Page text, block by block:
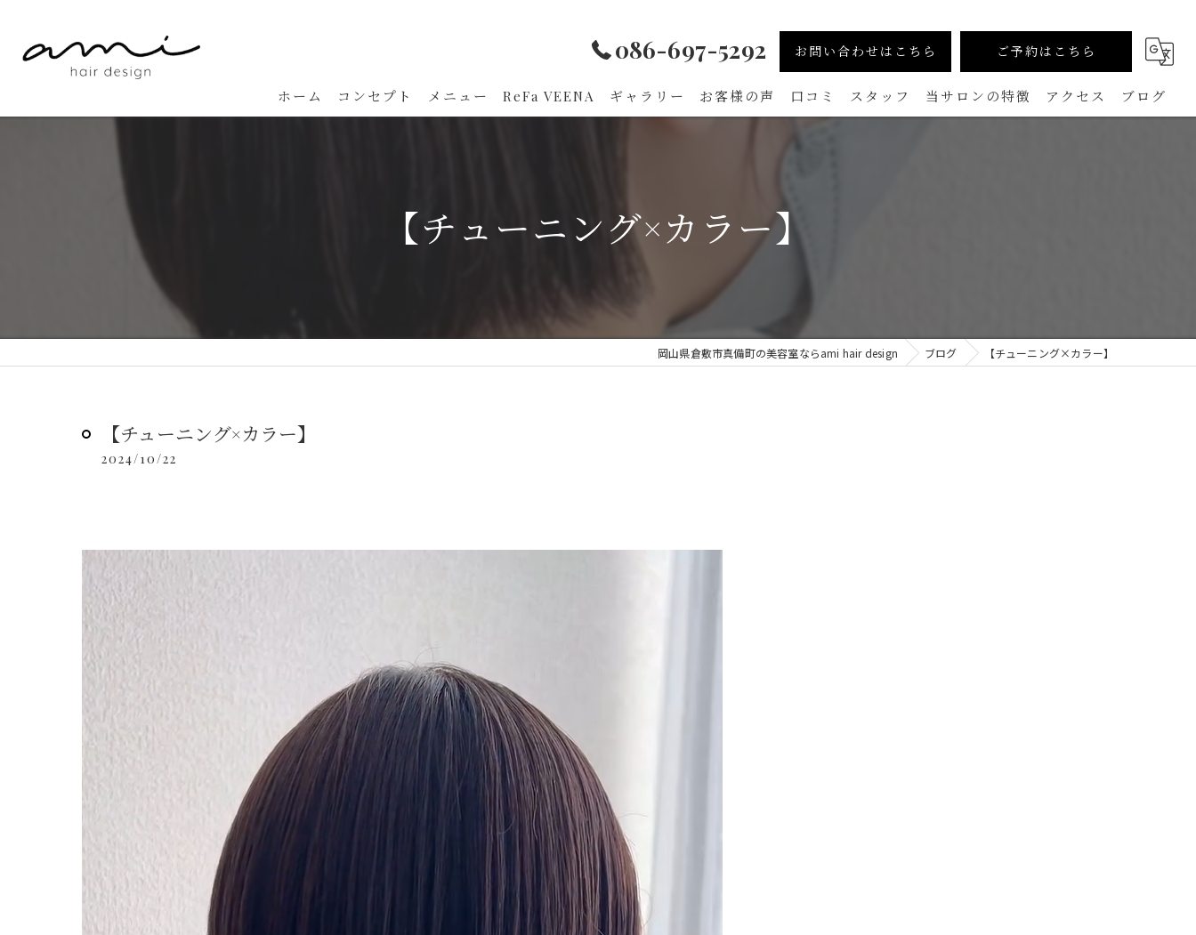
086-697-5292 お問い合わせはこちら ご予約はこちら
ホーム コンセプト メニュー ReFa VEENA ギャラリー お客様の声 口コミ スタッフ 当サロンの特徴
白髪ぼかし
アクセス ブログ
【チューニング×カラー】
岡山県倉敷市真備町の美容室ならami hair design ブログ 【チューニング×カラー】
【チューニング×カラー】
2024/10/22